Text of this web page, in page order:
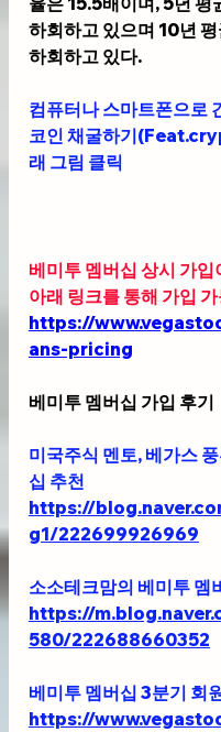
하회하고 있으며 10년 평
하회하고 있다.
컴퓨터나 스마트폰으로
코인 채굴하기
래 그림 클릭
베미투 멤버십 상시 가입
아래 링크를 통해 가입
https://
ans-pricing
베미투 멤버십 가입 후기
미국주식 멘토, 베가스
십 추천
https://
g1/222699926969
소소테크맘의 베미투 멤
https://
580/222688660352
베미투 멤버십 3분기 회
https://